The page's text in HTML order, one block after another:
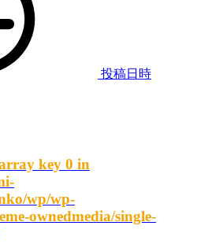
投稿日時
key 0 in
wp/wp-
ownedmedia/single-